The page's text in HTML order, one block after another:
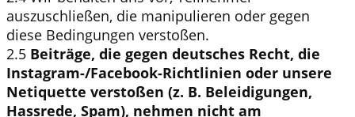
auszuschließen, die manipulieren oder gegen
diese Bedingungen verstoßen.
2.5 Beiträge, die gegen deutsches Recht, die
Instagram-/Facebook-Richtlinien oder unsere
Netiquette verstoßen (z. B. Beleidigungen,
Hassrede, Spam), nehmen nicht am